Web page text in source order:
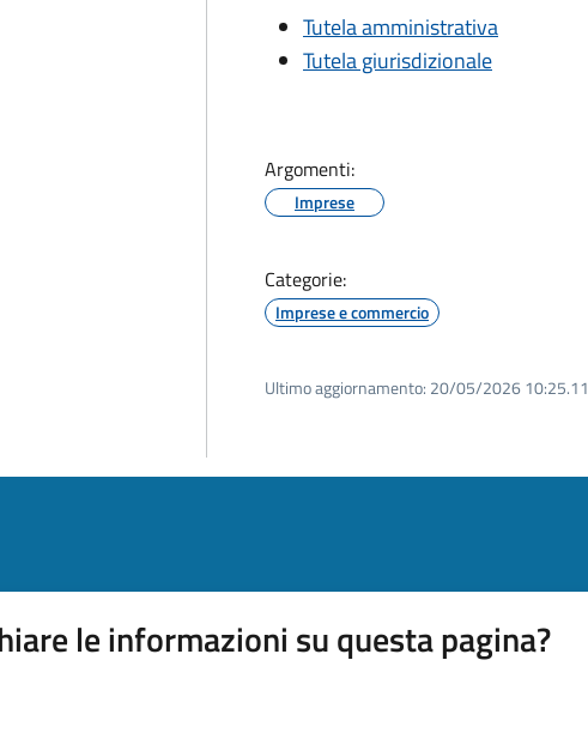
Tutela amministrativa
Tutela giurisdizionale
Argomenti:
Imprese
Categorie:
Imprese e commercio
Ultimo aggiornamento: 20/05/2026 10:25.11
le informazioni su questa pagina?